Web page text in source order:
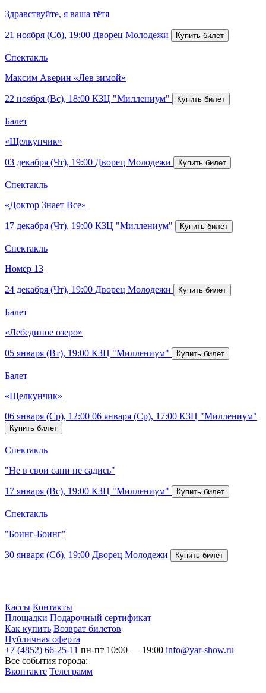
Здравствуйте, я ваша тётя
21 ноября (Сб), 19:00 Дворец Молодежи
Спектакль
Максим Аверин «Лев зимой»
22 ноября (Вс), 18:00 КЗЦ "Миллениум"
Балет
«Щелкунчик»
03 декабря (Чт), 19:00 Дворец Молодежи
Спектакль
«Доктор Знает Все»
17 декабря (Чт), 19:00 КЗЦ "Миллениум"
Спектакль
Номер 13
24 декабря (Чт), 19:00 Дворец Молодежи
Балет
«Лебединое озеро»
05 января (Вт), 19:00 КЗЦ "Миллениум"
Балет
«Щелкунчик»
06 января (Ср), 12:00 06 января (Ср), 17:00 КЗЦ "Миллениум"
Спектакль
"Не в свои сани не садись"
17 января (Вс), 19:00 КЗЦ "Миллениум"
Спектакль
"Боинг-Боинг"
30 января (Сб), 19:00 Дворец Молодежи
Кассы Контакты
Площадки Подарочный сертификат
Как купить Возврат билетов
Публичная оферта
+7 (4852) 66-25-11 пн-пт 10:00 — 19:00 info@yar-show.ru
Все события города:
Вконтакте Телеграмм